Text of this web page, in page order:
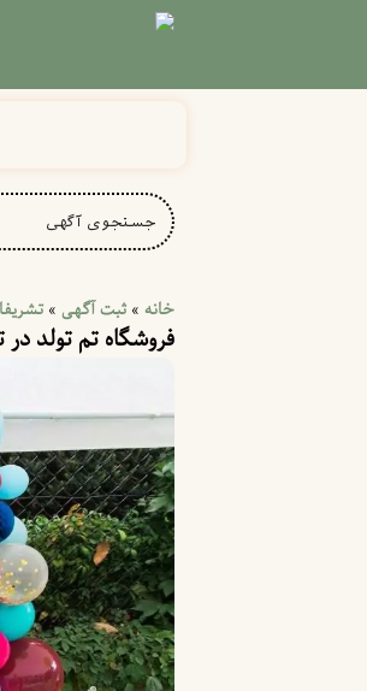
خانه » ثبت آگهی »
فروشگاه تم تولد در